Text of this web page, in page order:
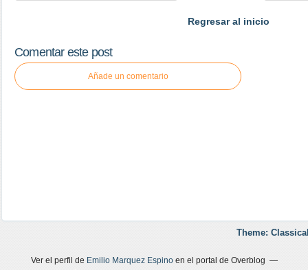
Regresar al inicio
Comentar este post
Añade un comentario
Theme:
Ver el perfil de Emilio Marquez Espinoen el portal de Overblog